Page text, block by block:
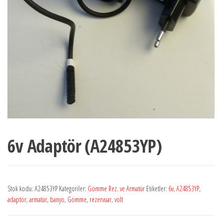
6v Adaptör (A24853YP)
Stok kodu: A24853YP Kategoriler: Gömme Rez. ve Armatür Etiketler: 6v, A24853YP,
adaptör, armatür, banyo, Gömme, rezervuar, volt